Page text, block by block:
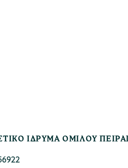
ΙΔΡΥΜΑ ΟΜΙΛΟΥ